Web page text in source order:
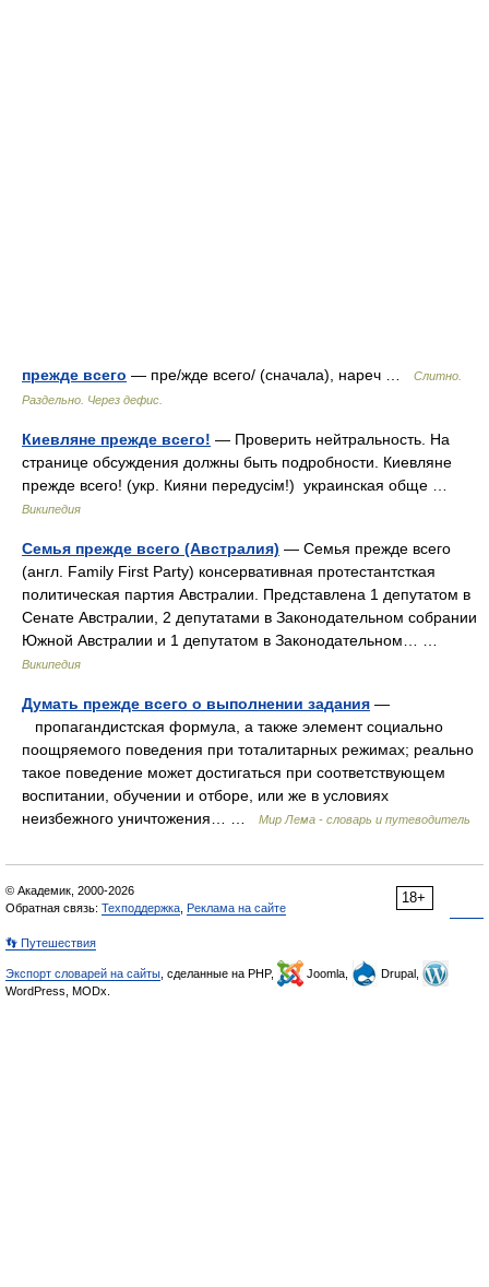
прежде всего — пре/жде всего/ (сначала), нареч …
Слитно.
Раздельно. Через дефис.
Киевляне прежде всего! — Проверить нейтральность. На
странице обсуждения должны быть подробности. Киевляне
прежде всего! (укр. Кияни передусім!) украинская обще …
Википедия
Семья прежде всего (Австралия) — Семья прежде всего
(англ. Family First Party) консервативная протестантсткая
политическая партия Австралии. Представлена 1 депутатом в
Сенате Австралии, 2 депутатами в Законодательном собрании
Южной Австралии и 1 депутатом в Законодательном… …
Википедия
Думать прежде всего о выполнении задания —
пропагандистская формула, а также элемент социально
поощряемого поведения при тоталитарных режимах; реально
такое поведение может достигаться при соответствующем
воспитании, обучении и отборе, или же в условиях
неизбежного уничтожения… …
Мир Лема - словарь и путеводитель
18+
© Академик, 2000-2026
Обратная связь: Техподдержка Реклама на сайте
👣 Путешествия
Экспорт словарей на сайты , сделанные на PHP, Joomla,
Drupal,
WordPress, MODx.